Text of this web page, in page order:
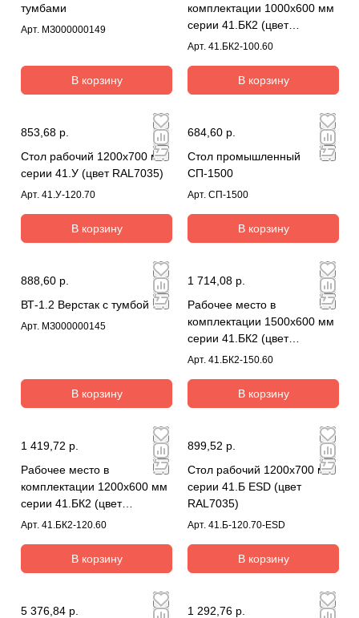
тумбами
Арт. МЗ000000149
В корзину
комплектации 1000х600 мм
серии 41.БК2 (цвет
RAL7035)
Арт. 41.БК2-100.60
В корзину
853,68 р.
Стол рабочий 1200х700 мм
серии 41.У (цвет RAL7035)
Арт. 41.У-120.70
В корзину
684,60 р.
Стол промышленный
СП-1500
Арт. СП-1500
В корзину
888,60 р.
ВТ-1.2 Верстак с тумбой
Арт. МЗ000000145
В корзину
1 714,08 р.
Рабочее место в
комплектации 1500х600 мм
серии 41.БК2 (цвет
RAL7035)
Арт. 41.БК2-150.60
В корзину
1 419,72 р.
Рабочее место в
комплектации 1200х600 мм
серии 41.БК2 (цвет
RAL7035)
Арт. 41.БК2-120.60
В корзину
899,52 р.
Стол рабочий 1200х700 мм
серии 41.Б ESD (цвет
RAL7035)
Арт. 41.Б-120.70-ESD
В корзину
5 376,84 р.
1 292,76 р.